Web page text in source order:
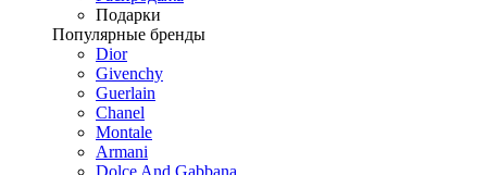
Подарки
Популярные бренды
Dior
Givenchy
Guerlain
Chanel
Montale
Armani
Dolce And Gabbana